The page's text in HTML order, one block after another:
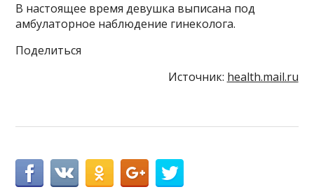
В настоящее время девушка выписана под
амбулаторное наблюдение гинеколога.
Поделиться
Источник: health.mail.ru